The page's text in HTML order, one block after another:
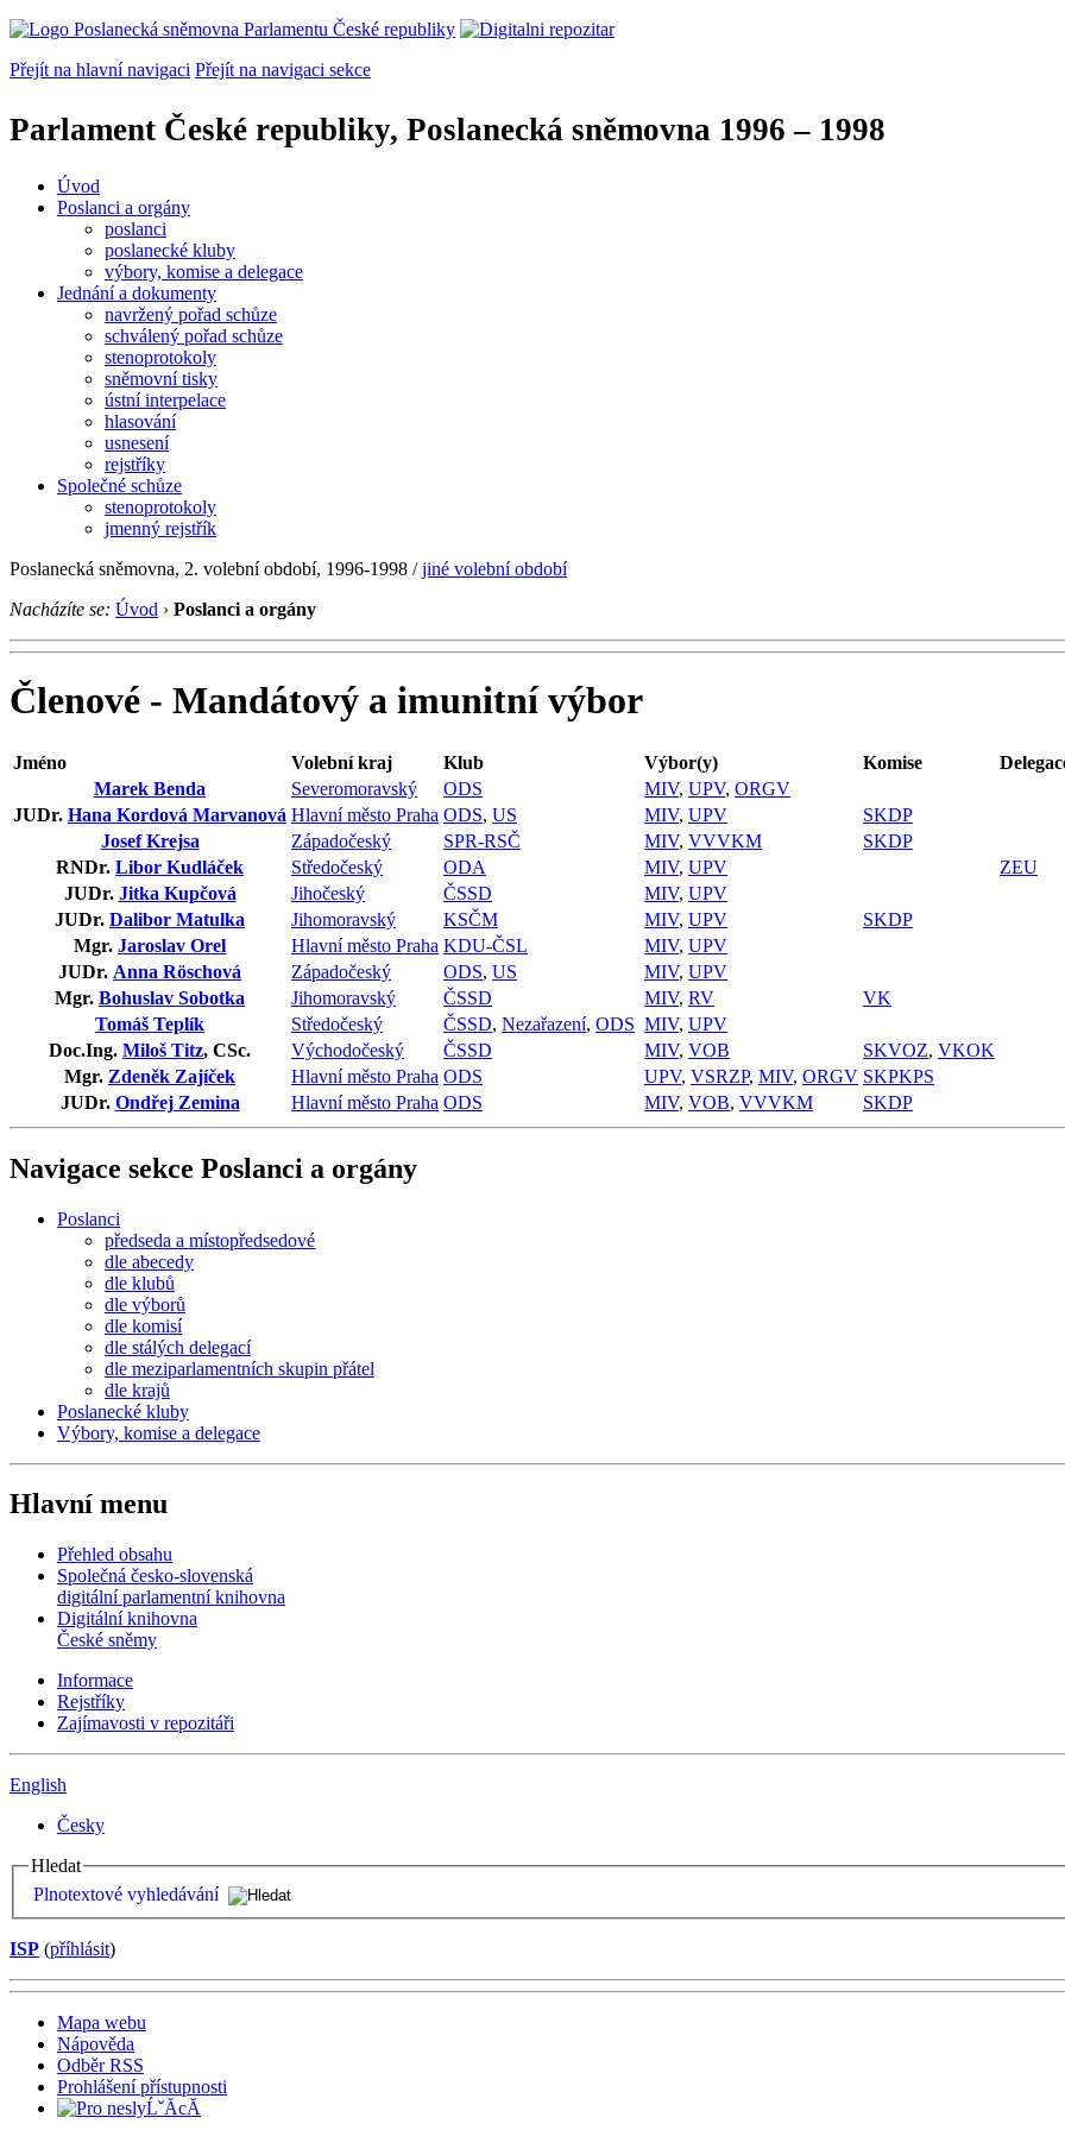
Přejít na hlavní navigaci Přejít na navigaci sekce
Parlament České republiky, Poslanecká sněmovna 1996 – 1998
Úvod
Poslanci a orgány
poslanci
poslanecké kluby
výbory, komise a delegace
Jednání a dokumenty
navržený pořad schůze
schválený pořad schůze
stenoprotokoly
sněmovní tisky
ústní interpelace
hlasování
usnesení
rejstříky
Společné schůze
stenoprotokoly
jmenný rejstřík
Poslanecká sněmovna, 2. volební období, 1996-1998 /jiné volební období
Nacházíte se: Úvod › Poslanci a orgány
Členové - Mandátový a imunitní výbor
Jméno Volební kraj Klub Výbor(y) Komise
Marek Benda
Severomoravský ODS MIV, UPV, ORGV
JUDr. Hana Kordová Marvanová Hlavní město Praha ODS, US MIV, UPV
SKDP
Josef Krejsa
Západočeský SPR-RSČ MIV, VVVKM
SKDP
RNDr. Libor Kudláček Středočeský ODA MIV, UPV
ZEU
JUDr. Jitka Kupčová Jihočeský ČSSD MIV, UPV
JUDr. Dalibor Matulka Jihomoravský KSČM MIV, UPV
SKDP
Mgr. Jaroslav Orel Hlavní město Praha KDU-ČSL MIV, UPV
JUDr. Anna Röschová Západočeský ODS, US MIV, UPV
Mgr. Bohuslav Sobotka Jihomoravský ČSSD MIV, RV
VK
Tomáš Teplík
Středočeský ČSSD, Nezařazení, ODS MIV, UPV
Doc.Ing. Miloš Titz, CSc. Východočeský ČSSD MIV, VOB SKVOZ, VKOK
Mgr. Zdeněk Zajíček Hlavní město Praha ODS UPV, VSRZP, MIV, ORGV SKPKPS
JUDr. Ondřej Zemina Hlavní město Praha ODS MIV, VOB, VVVKM SKDP
Navigace sekce Poslanci a orgány
Poslanci
předseda a místopředsedové
dle abecedy
dle klubů
dle výborů
dle komisí
dle stálých delegací
dle meziparlamentních skupin přátel
dle krajů
Poslanecké kluby
Výbory, komise a delegace
Hlavní menu
Přehled obsahu
Společná česko-slovenská
digitální parlamentní knihovna
Digitální knihovna
České sněmy
Informace
Rejstříky
Zajímavosti v repozitáři
English
Česky
Hledat
Plnotextové vyhledávání
ISP (příhlásit)
Mapa webu
Nápověda
Odběr RSS
Prohlášení přístupnosti